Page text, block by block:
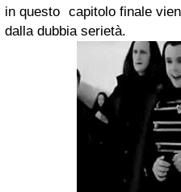
in questo capitolo finale
dalla dubbia serietà.